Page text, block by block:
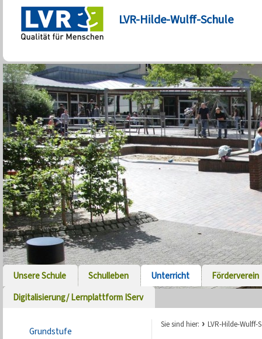
LVR-Hilde-Wulff-Schule
Unsere Schule Schulleben Unterricht
Förderverein
Digitalisierung/ Lernplattform IServ
Grundstufe
Sie sind hier: LVR-Hilde-Wulff-